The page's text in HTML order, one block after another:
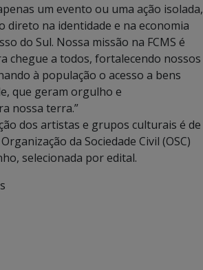
um evento ou uma ação isolada,
direto na identidade e na economia
do Sul. Nossa missão na FCMS é
chegue a todos, fortalecendo nossos
à população o acesso a bens
que geram orgulho e
nossa terra.”
dos artistas e grupos culturais é de
da Sociedade Civil (OSC)
selecionada por edital.